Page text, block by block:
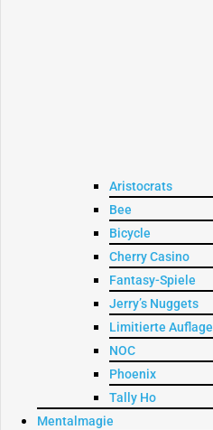
Aristocrats
Bee
Bicycle
Cherry Casino
Fantasy-Spiele
Jerry’s Nuggets
Limitierte Auflage
NOC
Phoenix
Tally Ho
Mentalmagie